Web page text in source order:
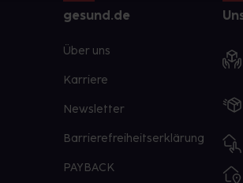
gesund.de
Über uns
Karriere
Newsletter
Barrierefreiheitserklärung
PAYBACK